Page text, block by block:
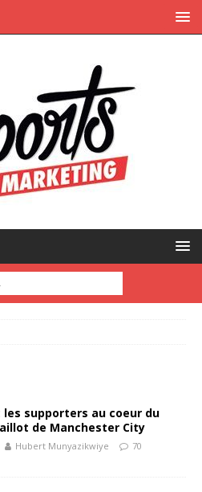
les supporters au coeur du
de Manchester City
Hubert Munyazikwiye 70